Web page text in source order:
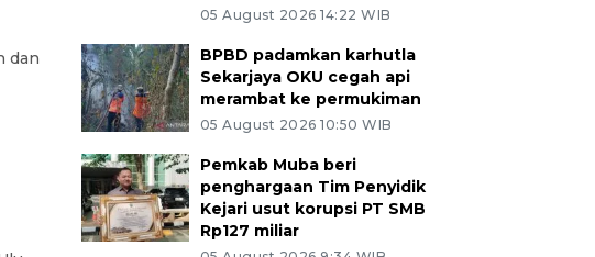
dan
05 August 2026 14:22 WIB
BPBD padamkan karhutla
Sekarjaya OKU cegah api
merambat ke permukiman
05 August 2026 10:50 WIB
Pemkab Muba beri
penghargaan Tim Penyidik
Kejari usut korupsi PT SMB
Rp127 miliar